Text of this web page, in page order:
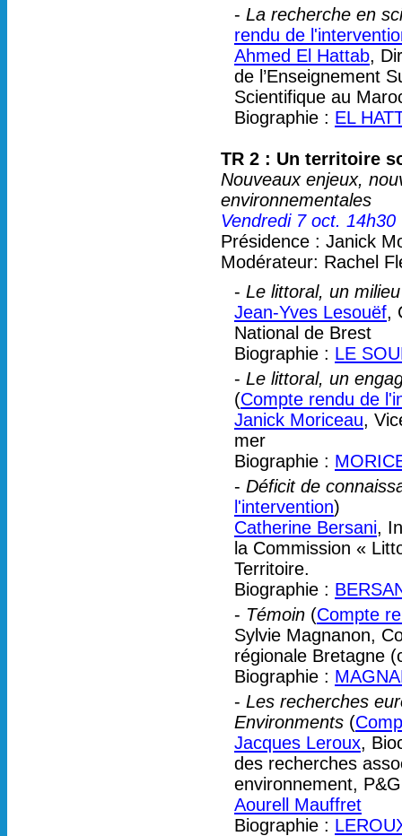
- La recherche en
rendu de
Ahmed El Hattab,
de l’Enseignement
Scientifique au
Biographie : EL
TR 2 : Un territoire
Nouveaux enjeux,
environnementales
Vendredi 7 oct. 14h30
Présidence : Janick
Modérateur: Rachel
- Le littoral, un
Jean-Yves Lesouëf,
National de Brest
Biographie : LE
- Le littoral, un
(Compte rendu de
Janick Moriceau,
mer
Biographie :
- Déficit de
l'intervention)
Catherine Bersani,
la Commission «
Territoire.
Biographie :
- Témoin (Compte
Sylvie Magnanon,
régionale Bretagne
Biographie :
- Les recherches
Environments (
Jacques Leroux,
des recherches
environnement, P&G
Aourell Mauffret
Biographie :